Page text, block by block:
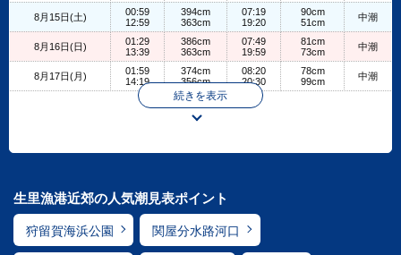
8月15日(土)
00:59
12:59
394cm
363cm
07:19
19:20
90cm
51cm
中潮
8月16日(日)
01:29
13:39
386cm
363cm
07:49
19:59
81cm
73cm
中潮
8月17日(月)
01:59
14:19
374cm
356cm
08:20
20:30
78cm
99cm
中潮
続きを表示
生里漁港近郊の人気潮見表ポイント
狩留賀海浜公園 関屋分水路河口